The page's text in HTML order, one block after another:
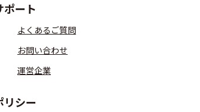
ポート
よくあるご質問
お問い合わせ
運営企業
リシー